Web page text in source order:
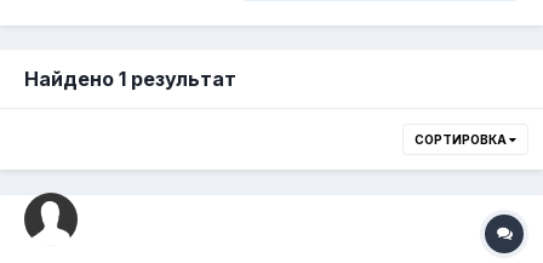
Найдено 1 результат
СОРТИРОВКА